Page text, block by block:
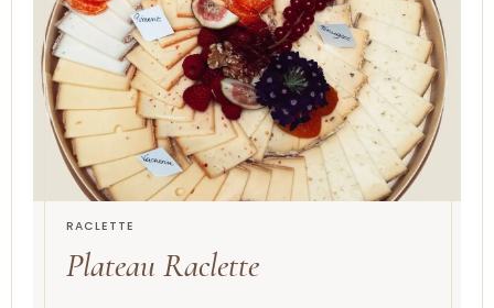
RACLETTE
Plateau Raclette